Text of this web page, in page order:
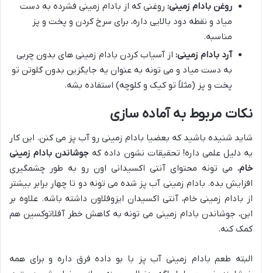
روغن بادام زمینی: روغنی که از بادام زمینی فشرده به دست
میاد و نقطه دود بالایی داره، برای سرخ کردن و پخت و پز
مناسبه.
آرد بادام زمینی: از آسیاب کردن بادام زمینی های بدون چربی
به دست میاد و می تونه به عنوان یه جایگزین بدون گلوتن تو
پخت و پز (مثلاً تو کیک و کلوچه) استفاده بشه.
نکات مربوط به آماده سازی
شاید شنیده باشید که بعضیا بادام زمینی رو آب پز می کنن. این کار
یه دلیل علمی داره! تحقیقات نشون داده که جوشاندن بادام زمینی
خام، می تونه محتوای آنتی اکسیدانی اون رو به طور چشمگیری
افزایش بده. بادام زمینی آب پز شده می تونه دو تا چهار برابر بیشتر
از بادام زمینی خام، آنتی اکسیدان ایزوفلاون داشته باشه. علاوه بر
این، جوشاندن بادام زمینی می تونه به کاهش خطر آفلاتوکسین هم
کمک کنه.
البته طعم بادام زمینی آب پز با بو داده فرق داره و برای همه